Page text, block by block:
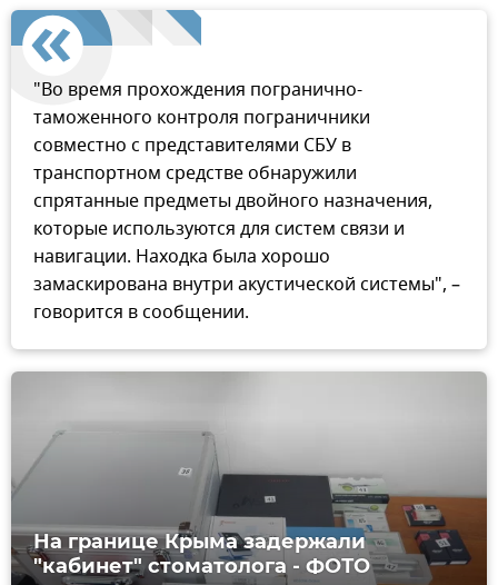
"Во время прохождения погранично-
таможенного контроля пограничники
совместно с представителями СБУ в
транспортном средстве обнаружили
спрятанные предметы двойного назначения,
которые используются для систем связи и
навигации. Находка была хорошо
замаскирована внутри акустической системы", –
говорится в сообщении.
На границе Крыма задержали
"кабинет" стоматолога - ФОТО